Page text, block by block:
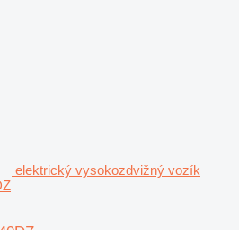
elektrický vysokozdvižný vozík